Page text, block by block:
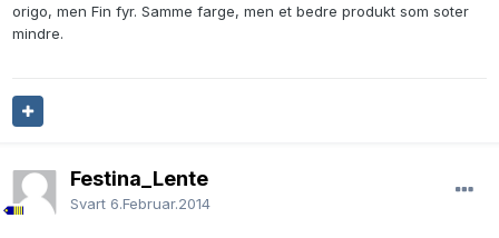
origo, men Fin fyr. Samme farge, men et bedre produkt som soter
mindre.
Festina_Lente
Svart 6.Februar.2014